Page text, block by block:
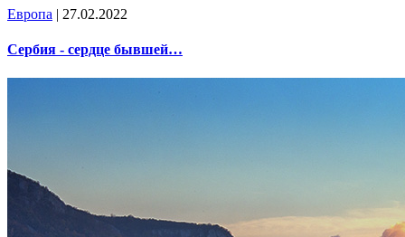
Европа | 27.02.2022
Сербия - сердце бывшей…